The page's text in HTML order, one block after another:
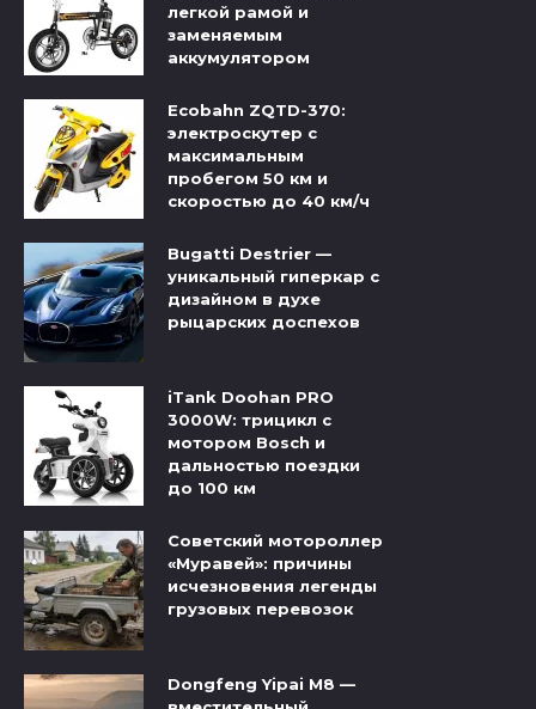
легкой рамой и
заменяемым
аккумулятором
Ecobahn ZQTD-370:
электроскутер с
максимальным
пробегом 50 км и
скоростью до 40 км/ч
Bugatti Destrier —
уникальный гиперкар с
дизайном в духе
рыцарских доспехов
iTank Doohan PRO
3000W: трицикл с
мотором Bosch и
дальностью поездки
до 100 км
Советский мотороллер
«Муравей»: причины
исчезновения легенды
грузовых перевозок
Dongfeng Yipai M8 —